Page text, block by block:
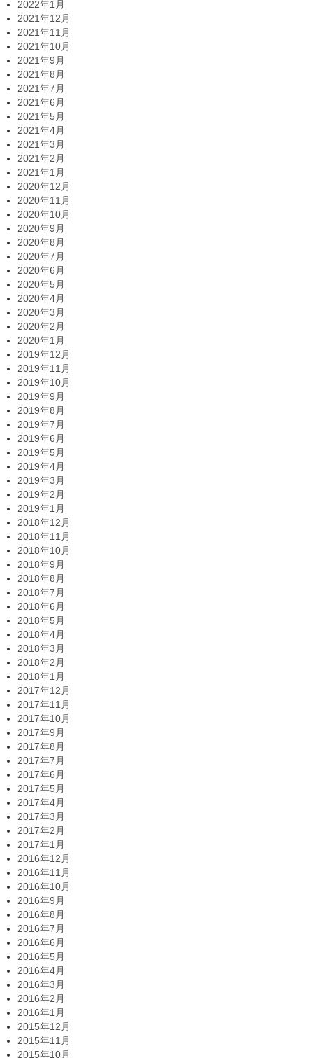
2022年1月
2021年12月
2021年11月
2021年10月
2021年9月
2021年8月
2021年7月
2021年6月
2021年5月
2021年4月
2021年3月
2021年2月
2021年1月
2020年12月
2020年11月
2020年10月
2020年9月
2020年8月
2020年7月
2020年6月
2020年5月
2020年4月
2020年3月
2020年2月
2020年1月
2019年12月
2019年11月
2019年10月
2019年9月
2019年8月
2019年7月
2019年6月
2019年5月
2019年4月
2019年3月
2019年2月
2019年1月
2018年12月
2018年11月
2018年10月
2018年9月
2018年8月
2018年7月
2018年6月
2018年5月
2018年4月
2018年3月
2018年2月
2018年1月
2017年12月
2017年11月
2017年10月
2017年9月
2017年8月
2017年7月
2017年6月
2017年5月
2017年4月
2017年3月
2017年2月
2017年1月
2016年12月
2016年11月
2016年10月
2016年9月
2016年8月
2016年7月
2016年6月
2016年5月
2016年4月
2016年3月
2016年2月
2016年1月
2015年12月
2015年11月
2015年10月